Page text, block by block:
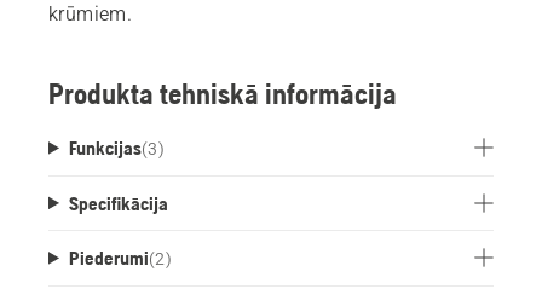
krūmiem.
Produkta tehniskā informācija
Funkcijas(3)
Specifikācija
Piederumi(2)